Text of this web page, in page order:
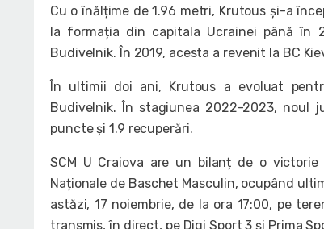
Cu o înălțime de 1.96 metri, Krutous și-a
la formația din capitala Ucrainei până în
Budivelnik. În 2019, acesta a revenit la BC
În ultimii doi ani, Krutous a evoluat
Budivelnik. În stagiunea 2022-2023, noul
puncte și 1.9 recuperări.
SCM U Craiova are un bilanț de o
Naționale de Baschet Masculin, ocupând
astăzi, 17 noiembrie, de la ora 17:00, pe
transmis, în direct, pe Digi Sport 3 și Prima